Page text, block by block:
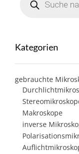
Kategorien
gebrauchte
Makroskope
inverse